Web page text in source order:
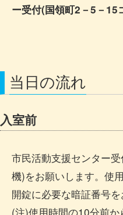
ー受付(国領町2－5－15
当日の流れ
入室前
市民活動支援センター
機)をお願いします。使
開錠に必要な暗証番号を
(注)使用時間の10分前